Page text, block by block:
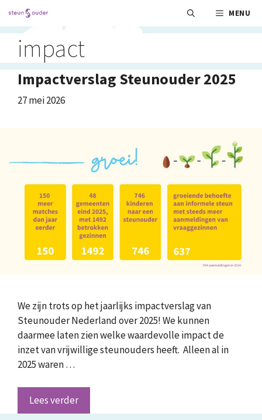
de
inhoud
MENU
impact
Impactverslag Steunouder 2025
27 mei 2026
We zijn trots op het jaarlijks impactverslag van
Steunouder Nederland over 2025! We kunnen
daarmee laten zien welke waardevolle impact de
inzet van vrijwillige steunouders heeft. Alleen al in
2025 waren …
Lees verder